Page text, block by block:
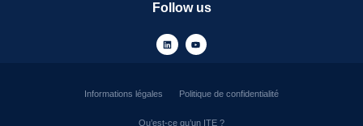
Follow us
Informations légales Politique de confidentialité
Qu’est-ce qu’un ITE ?